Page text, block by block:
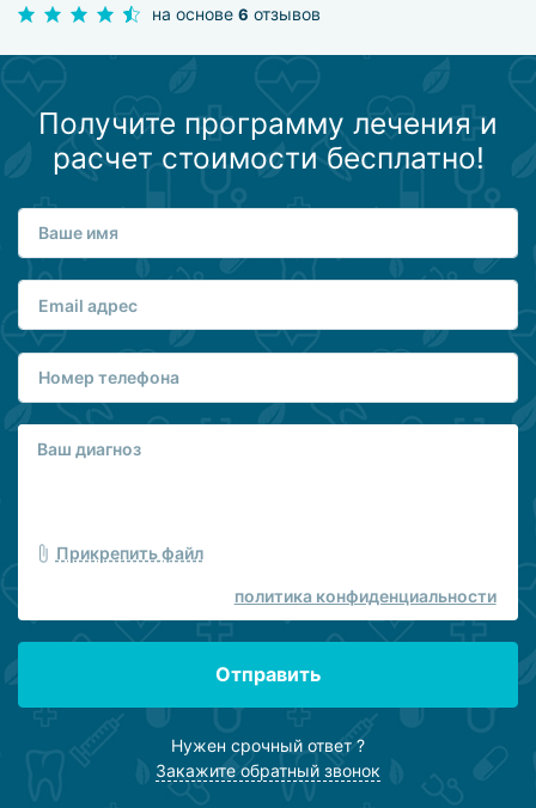
на основе 6 отзывов
Получите программу лечения и
расчет стоимости бесплатно!
Прикрепить файл
политика конфиденциальности
Отправить
Нужен срочный ответ ?
Закажите обратный звонок